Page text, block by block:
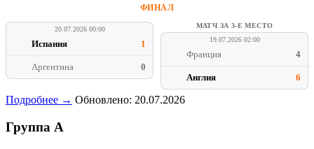
ФИНАЛ
20.07.2026 00:00
Испания 1
Аргентина 0
МАТЧ ЗА 3-Е МЕСТО
19.07.2026 02:00
Франция 4
Англия 6
Подробнее → Обновлено: 20.07.2026
Группа A